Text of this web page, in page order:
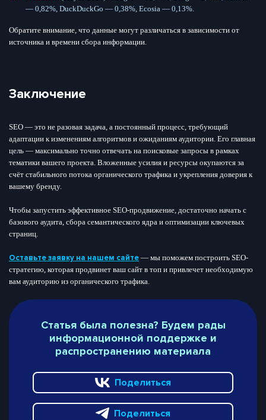
— 0,82%, DuckDuckGo — 0,38%, Ecosia — 0,13%.
Обратите внимание, что данные могут различаться в зависимости от
источника и времени сбора информации.
Заключение
SEO — это не разовая задача, а постоянный процесс, требующий
адаптации к изменениям алгоритмов и ожиданиям аудитории. Его главная
цель — максимально точно отвечать на поисковые запросы в рамках
тематики вашего проекта. Вложенные усилия и ресурсы окупаются за
счёт стабильного потока органического трафика и укрепления доверия к
вашему бренду.
Чтобы запустить эффективное SEO-продвижение, достаточно начать с
базового аудита, сбора семантического ядра и оптимизации ключевых
страниц.
Оставьте заявку на нашем сайте — мы поможем построить SEO-
стратегию, которая продвинет ваш сайт в топ и привлечет необходимую
вам аудиторию из органического трафика.
Статья была полезна? Будем рады
информационной поддержке и
распространению материала
Поделиться
Поделиться